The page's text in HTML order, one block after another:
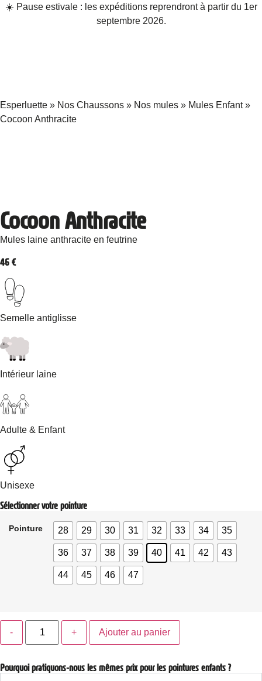
☀️ Pause estivale : les expéditions reprendront à partir du 1er
septembre 2026.
Esperluette » Nos Chaussons » Nos mules » Mules Enfant»
Cocoon Anthracite
Cocoon Anthracite
Mules laine anthracite en feutrine
46 €
Semelle antiglisse
Intérieur laine
Adulte & Enfant
Unisexe
Sélectionner votre pointure
Pointure 28 29 30 31 32 33 34 35
36 37 38 39 40 41 42 43
44 45 46 47
Ajouter au panier
Pourquoi pratiquons-nous les mêmes prix pour les pointures enfants ?